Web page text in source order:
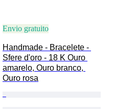
Envio gratuito
Handmade - Bracelete -
Sfere d'oro - 18 K Ouro
amarelo, Ouro branco,
Ouro rosa